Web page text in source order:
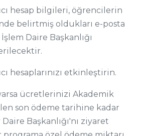
hesap bilgileri, öğrencilerin
belirtmiş oldukları e-posta
Daire Başkanlığı
etkinleştirin.
ücretlerinizi Akademik
son ödeme tarihine kadar
Başkanlığı'nı ziyaret